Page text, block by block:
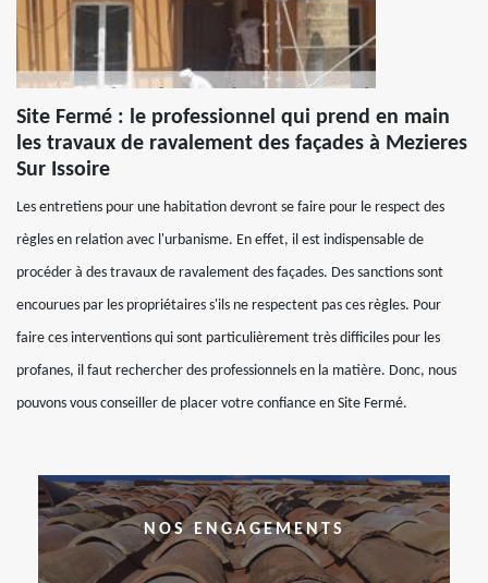
Site Fermé : le professionnel qui prend en main
les travaux de ravalement des façades à Mezieres
Sur Issoire
Les entretiens pour une habitation devront se faire pour le respect des
règles en relation avec l'urbanisme. En effet, il est indispensable de
procéder à des travaux de ravalement des façades. Des sanctions sont
encourues par les propriétaires s'ils ne respectent pas ces règles. Pour
faire ces interventions qui sont particulièrement très difficiles pour les
profanes, il faut rechercher des professionnels en la matière. Donc, nous
pouvons vous conseiller de placer votre confiance en Site Fermé.
NOS ENGAGEMENTS